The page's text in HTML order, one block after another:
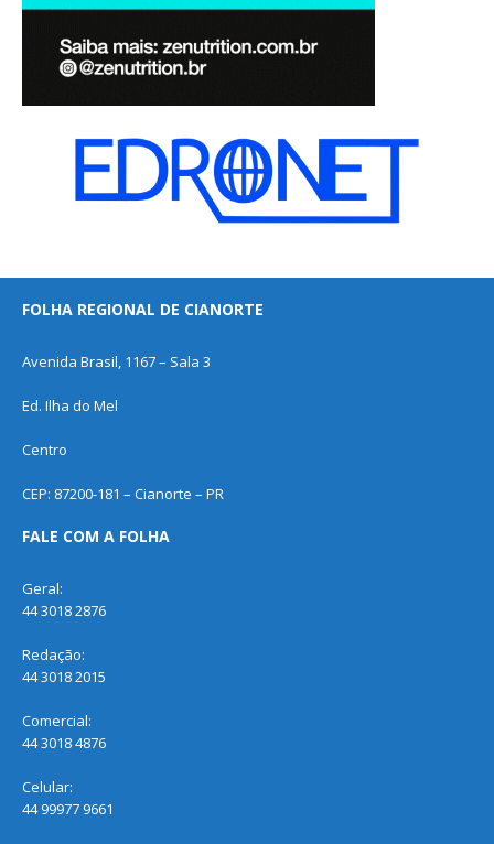
FOLHA REGIONAL DE CIANORTE
Avenida Brasil, 1167 – Sala 3
Ed. Ilha do Mel
Centro
CEP: 87200-181 – Cianorte – PR
FALE COM A FOLHA
Geral:
44 3018 2876
Redação:
44 3018 2015
Comercial:
44 3018 4876
Celular:
44 99977 9661